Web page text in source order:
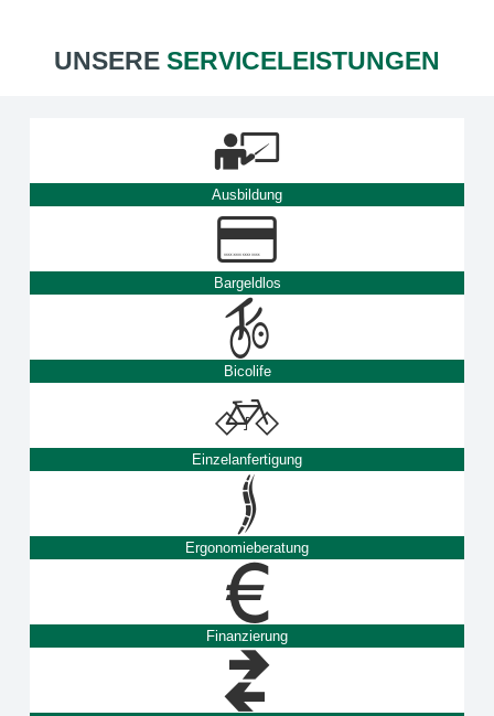
UNSERE SERVICELEISTUNGEN
Ausbildung
Bargeldlos
Bicolife
Einzelanfertigung
Ergonomieberatung
Finanzierung